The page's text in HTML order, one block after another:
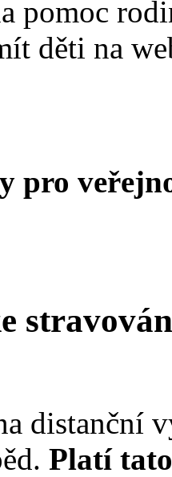
pomoc
děti na
pro
distanční
Platí